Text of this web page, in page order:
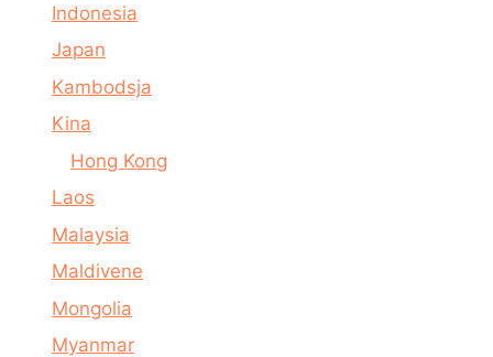
Indonesia
Japan
Kambodsja
Kina
Hong Kong
Laos
Malaysia
Maldivene
Mongolia
Myanmar